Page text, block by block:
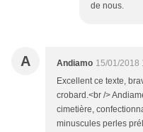
de nous.
A Andiamo 15/01/2018
Excellent ce texte,
crobard.<br />
cimetière,
minuscules perles